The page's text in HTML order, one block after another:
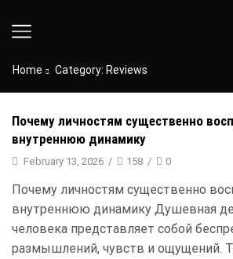
Home Category: Reviews
Почему личностям существенно
внутреннюю динамику
February 13, 2026 / 158 / 0
Почему личностям существенно
внутреннюю динамику Душевная
человека представляет собой
размышлений, чувств и ощущений.